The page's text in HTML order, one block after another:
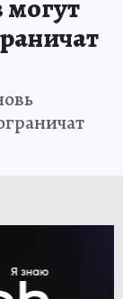
могут